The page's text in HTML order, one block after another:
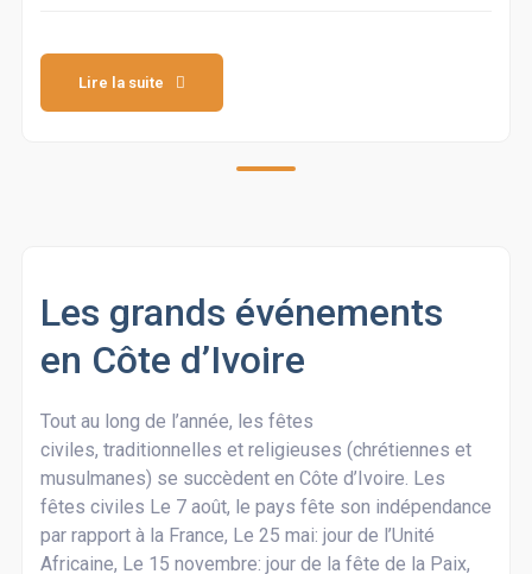
Lire la suite
Les grands événements
en Côte d’Ivoire
Tout au long de l’année, les fêtes
civiles, traditionnelles et religieuses (chrétiennes et
musulmanes) se succèdent en Côte d’Ivoire. Les
fêtes civiles Le 7 août, le pays fête son indépendance
par rapport à la France, Le 25 mai: jour de l’Unité
Africaine, Le 15 novembre: jour de la fête de la Paix,